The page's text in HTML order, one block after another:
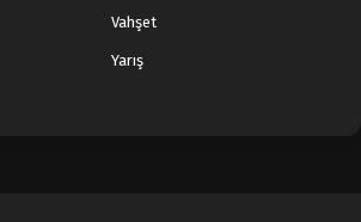
Vahşet
Yarış